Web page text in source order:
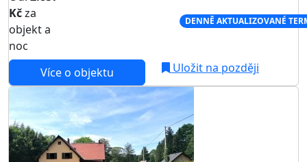
Kčza
objekt a
noc
DENNĚ AKTUALIZOVANÉ
Více o objektu Uložit na později